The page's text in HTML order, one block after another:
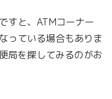
すと、ATMコーナー
っている場合もありま
局を探してみるのがお